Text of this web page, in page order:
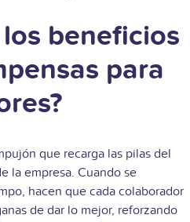
beneficios
para
que recarga las pilas del
la empresa. Cuando se
hacen que cada colaborador
de dar lo mejor, reforzando